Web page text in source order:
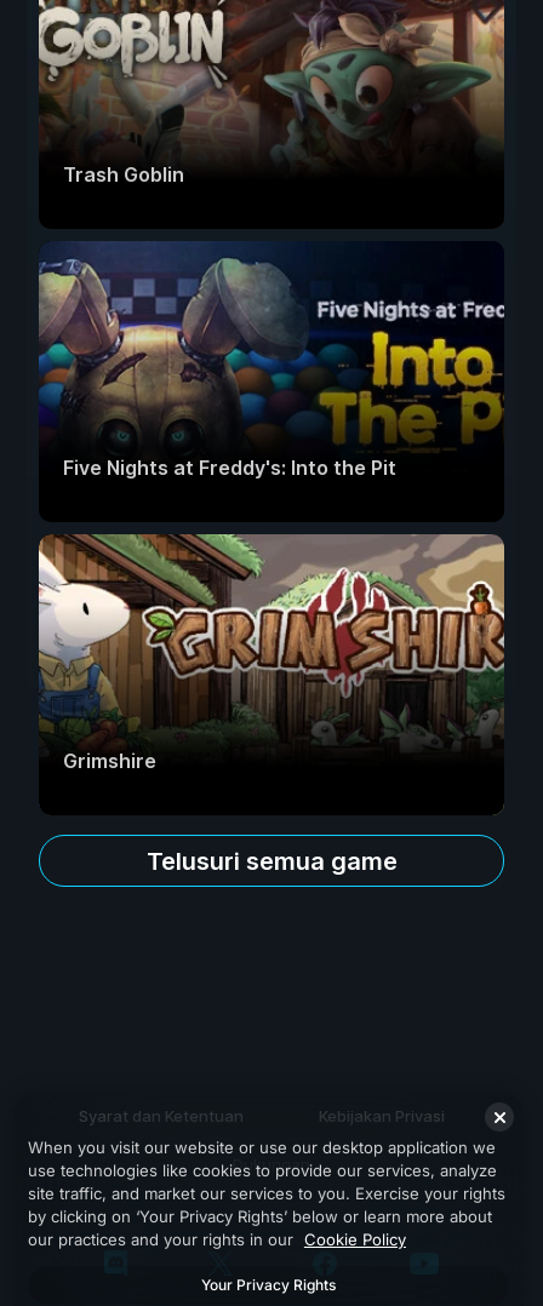
Trash Goblin
Five Nights at Freddy's: Into the Pit
Grimshire
Telusuri semua game
Syarat dan Ketentuan Kebijakan Privasi
Dukungan
When you visit our website or use our desktop application we
use technologies like cookies to provide our services, analyze
site traffic, and market our services to you. Exercise your rights
by clicking on ‘Your Privacy Rights’ below or learn more about
our practices and your rights in our Cookie Policy
Your Privacy Rights